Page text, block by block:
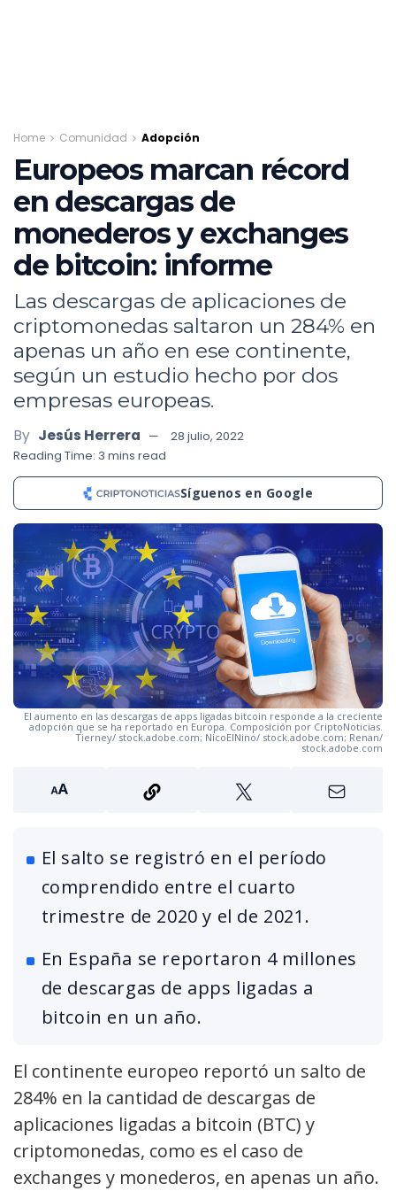
Home Comunidad Adopción
Europeos marcan récord
en descargas de
monederos y exchanges
de bitcoin: informe
Las descargas de aplicaciones de
criptomonedas saltaron un 284% en
apenas un año en ese continente,
según un estudio hecho por dos
empresas europeas.
By Jesús Herrera
28 julio, 2022
Reading Time: 3 mins read
Síguenos en Google
El aumento en las descargas de apps ligadas bitcoin responde a la creciente
adopción que se ha reportado en Europa. Composición por CriptoNoticias.
Tierney/ stock.adobe.com; NicoElNino/ stock.adobe.com; Renan/
stock.adobe.com
El salto se registró en el período
comprendido entre el cuarto
trimestre de 2020 y el de 2021.
En España se reportaron 4 millones
de descargas de apps ligadas a
bitcoin en un año.
El continente europeo reportó un salto de
284% en la cantidad de descargas de
aplicaciones ligadas a bitcoin (BTC) y
criptomonedas, como es el caso de
exchanges y monederos, en apenas un año.